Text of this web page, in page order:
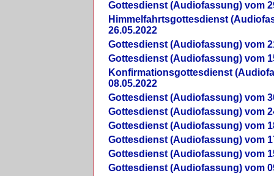
Gottesdienst (Audiofassung) vom
Himmelfahrtsgottesdienst
26.05.2022
Gottesdienst (Audiofassung) vom
Gottesdienst (Audiofassung) vom
Konfirmationsgottesdienst
08.05.2022
Gottesdienst (Audiofassung) vom
Gottesdienst (Audiofassung) vom
Gottesdienst (Audiofassung) vom
Gottesdienst (Audiofassung) vom
Gottesdienst (Audiofassung) vom
Gottesdienst (Audiofassung) vom